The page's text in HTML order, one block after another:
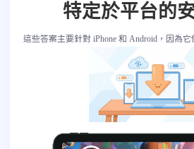
特定於平台的
這些答案主要針對 iPhone 和 Android，因為